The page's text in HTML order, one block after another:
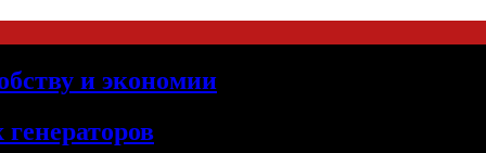
и экономии